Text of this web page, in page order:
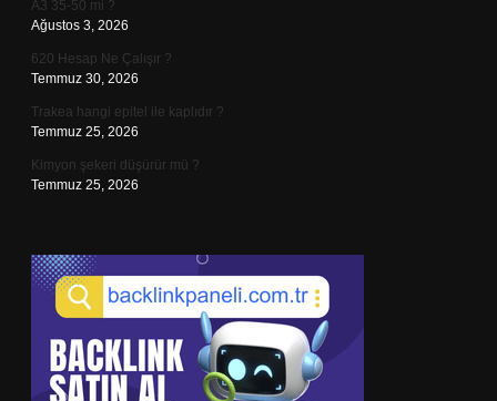
A3 35-50 mi ?
Ağustos 3, 2026
620 Hesap Ne Çalışır ?
Temmuz 30, 2026
Trakea hangi epitel ile kaplıdır ?
Temmuz 25, 2026
Kimyon şekeri düşürür mü ?
Temmuz 25, 2026